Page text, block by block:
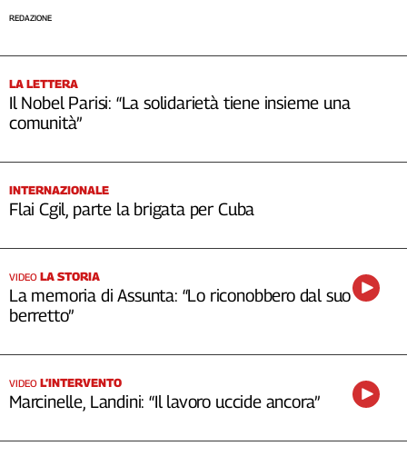
REDAZIONE
LA LETTERA
Il Nobel Parisi: “La solidarietà tiene insieme una
comunità”
INTERNAZIONALE
Flai Cgil, parte la brigata per Cuba
VIDEO LA STORIA
La memoria di Assunta: “Lo riconobbero dal suo
berretto”
VIDEO L’INTERVENTO
Marcinelle, Landini: “Il lavoro uccide ancora”